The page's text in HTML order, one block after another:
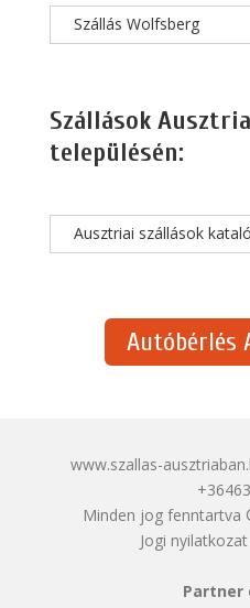
Szállás Wolfsberg
Szállások
településén:
Ausztriai szállások
Autóbérlés
www.szallas-
Minden jog fenntartva
Jogi nyilatkozat
Partner